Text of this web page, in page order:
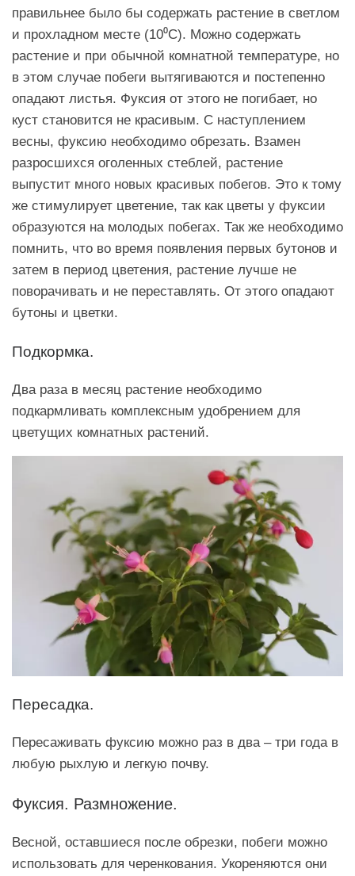
правильнее было бы содержать растение в светлом
и прохладном месте (10⁰С). Можно содержать
растение и при обычной комнатной температуре, но
в этом случае побеги вытягиваются и постепенно
опадают листья. Фуксия от этого не погибает, но
куст становится не красивым. С наступлением
весны, фуксию необходимо обрезать. Взамен
разросшихся оголенных стеблей, растение
выпустит много новых красивых побегов. Это к тому
же стимулирует цветение, так как цветы у фуксии
образуются на молодых побегах. Так же необходимо
помнить, что во время появления первых бутонов и
затем в период цветения, растение лучше не
поворачивать и не переставлять. От этого опадают
бутоны и цветки.
Подкормка.
Два раза в месяц растение необходимо
подкармливать комплексным удобрением для
цветущих комнатных растений.
Пересадка.
Пересаживать фуксию можно раз в два – три года в
любую рыхлую и легкую почву.
Фуксия. Размножение.
Весной, оставшиеся после обрезки, побеги можно
использовать для черенкования. Укореняются они